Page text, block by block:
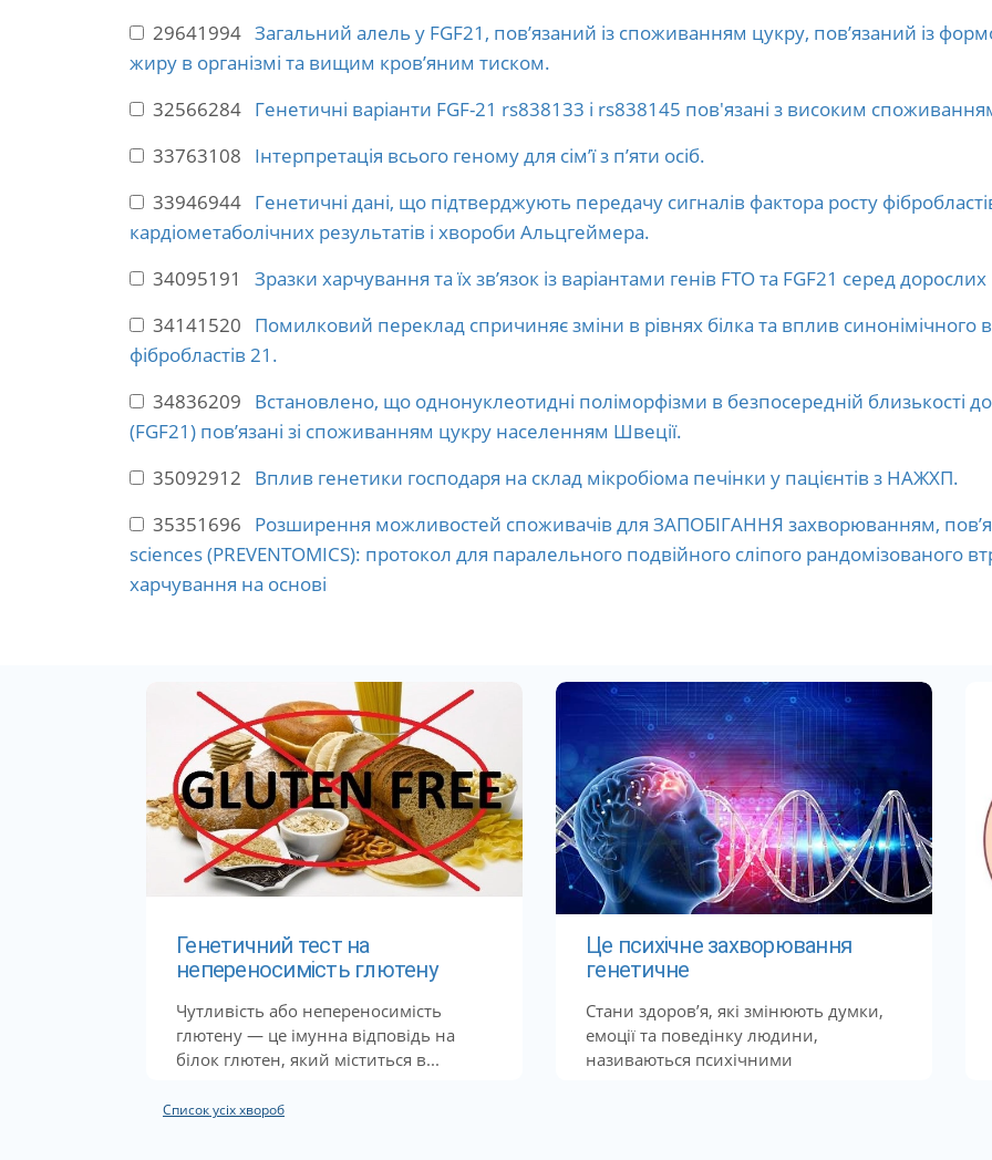
29641994 Загальний алель у FGF21, пов’язаний із споживанням цукру, пов’язаний із
жиру в організмі та вищим кров’яним тиском.
32566284 Генетичні варіанти FGF-21 rs838133 і rs838145 пов'язані з високим споживанням
33763108 Інтерпретація всього геному для сім’ї з п’яти осіб.
33946944 Генетичні дані, що підтверджують передачу сигналів фактора росту
кардіометаболічних результатів і хвороби Альцгеймера.
34095191 Зразки харчування та їх зв’язок із варіантами генів FTO та FGF21 серед
34141520 Помилковий переклад спричиняє зміни в рівнях білка та вплив синонімічного
фібробластів 21.
34836209 Встановлено, що однонуклеотидні поліморфізми в безпосередній близькості
(FGF21) пов’язані зі споживанням цукру населенням Швеції.
35092912 Вплив генетики господаря на склад мікробіома печінки у пацієнтів з НАЖХП.
35351696 Розширення можливостей споживачів для ЗАПОБІГАННЯ захворюванням,
sciences (PREVENTOMICS): протокол для паралельного подвійного сліпого рандомізованого
харчування на основі
Генетичний тест на
непереносимість глютену
Чутливість або непереносимість
глютену — це імунна відповідь на
білок глютен, який міститься в...
Це психічне захворювання
генетичне
Стани здоров’я, які змінюють думки,
емоції та поведінку людини,
називаються психічними
Список усіх хвороб